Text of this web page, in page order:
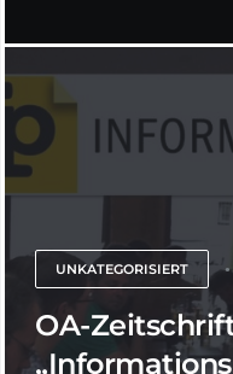
UNKATEGORISIERT
OA-